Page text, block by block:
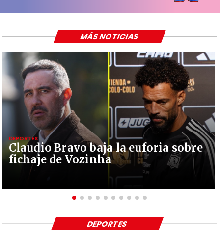
Claudio Bravo baja la euforia sobre
fichaje de Vozinha
DEPORTES
MÁS NOTICIAS
DEPORTES